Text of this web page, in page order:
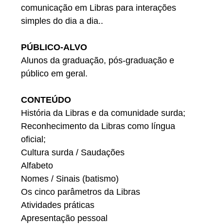
comunicação em Libras para interações
simples do dia a dia..
PÚBLICO-ALVO
Alunos da graduação, pós-graduação e
público em geral.
CONTEÚDO
História da Libras e da comunidade surda;
Reconhecimento da Libras como língua
oficial;
Cultura surda / Saudações
Alfabeto
Nomes / Sinais (batismo)
Os cinco parâmetros da Libras
Atividades práticas
Apresentação pessoal